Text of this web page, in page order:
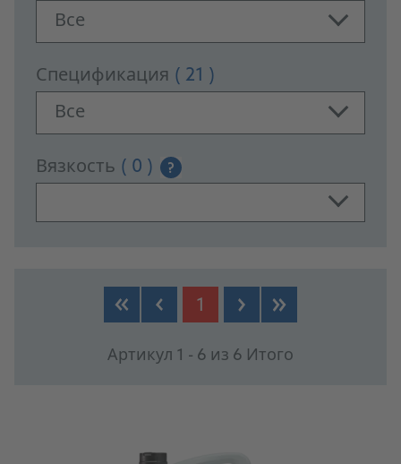
Все
Спецификация ( 21 )
Все
Вязкость ( 0 ) ?
PRODUCTS
1
Артикул 1 - 6 из 6 Итого